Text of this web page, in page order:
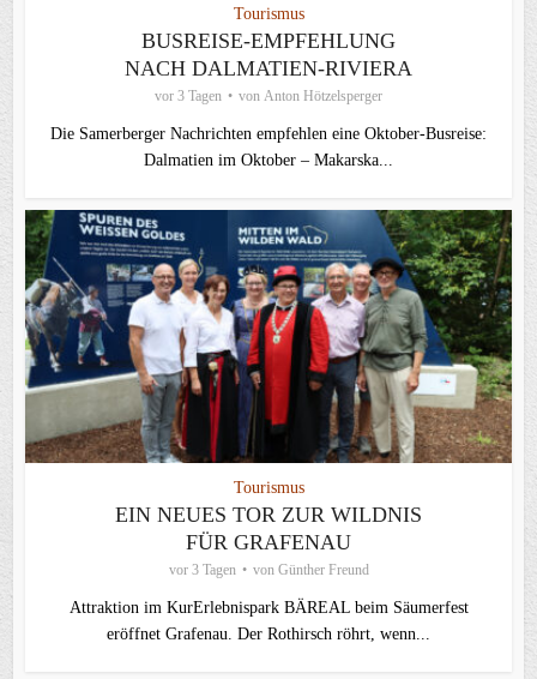
Tourismus
BUSREISE-EMPFEHLUNG
NACH DALMATIEN-RIVIERA
vor 3 Tagen von Anton Hötzelsperger
Die Samerberger Nachrichten empfehlen eine Oktober-Busreise:
Dalmatien im Oktober – Makarska...
Tourismus
EIN NEUES TOR ZUR WILDNIS
FÜR GRAFENAU
vor 3 Tagen von Günther Freund
Attraktion im KurErlebnispark BÄREAL beim Säumerfest
eröffnet Grafenau. Der Rothirsch röhrt, wenn...